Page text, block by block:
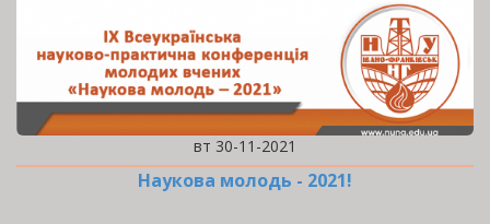
вт 30-11-2021
Наукова молодь - 2021!